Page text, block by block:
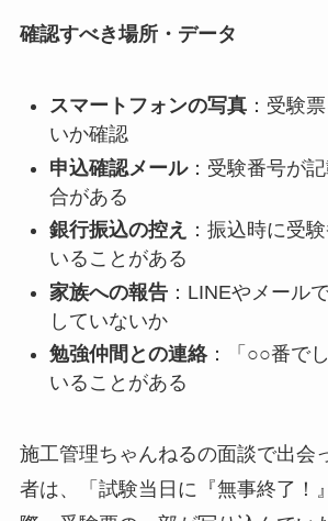
確認すべき場所・データ
スマートフォンの写真：受験
いか確認
申込確認メール：受験番号が
合がある
銀行振込の控え
：振込時に受
いることがある
家族への報告：LINEやメール
していないか
勉強仲間との連絡：「○○番で
いることがある
施工管理ちゃんねるの面談で出会
者は、「試験当日に『無事終了！